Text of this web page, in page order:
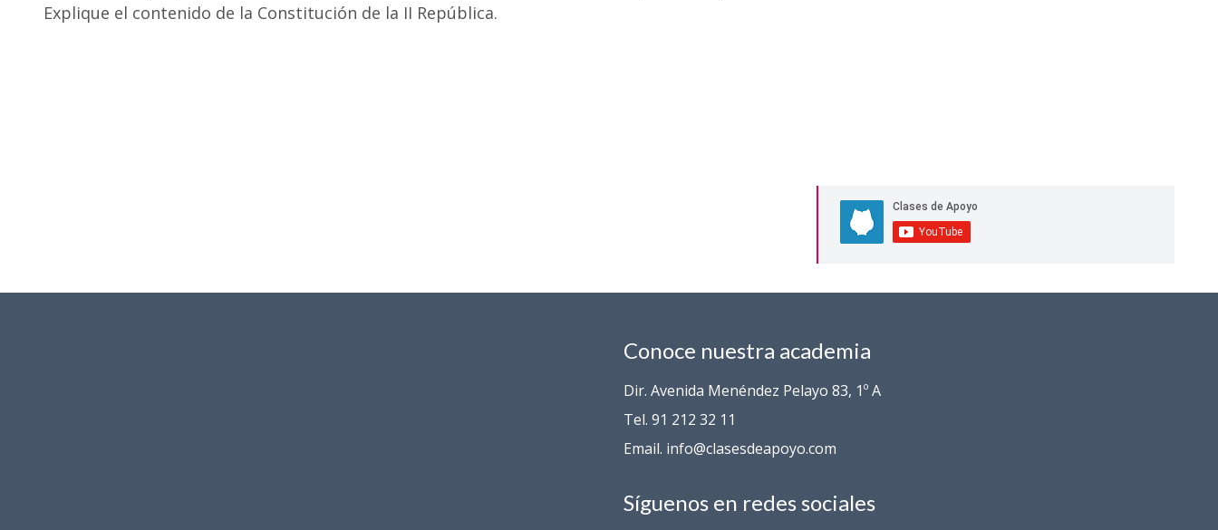
Explique el contenido de la Constitución de la II República.
Conoce nuestra academia
Dir. Avenida Menéndez Pelayo 83, 1º A
Tel. 91 212 32 11
Email. info@clasesdeapoyo.com
Síguenos en redes sociales